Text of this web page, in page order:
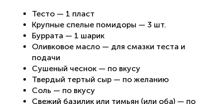
Тесто — 1 пласт
Крупные спелые помидоры — 3 шт.
Буррата — 1 шарик
Оливковое масло — для смазки теста и
подачи
Сушеный чеснок — по вкусу
Твердый тертый сыр — по желанию
Соль — по вкусу
Свежий базилик или тимьян (или оба) — по